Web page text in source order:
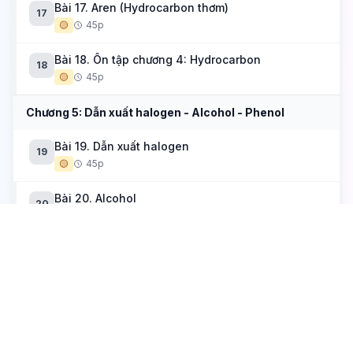
17 Bài 17. Aren (Hydrocarbon thơm)
🟡 45p
18 Bài 18. Ôn tập chương 4: Hydrocarbon
🟡 45p
Chương 5: Dẫn xuất halogen - Alcohol - Phenol
19 Bài 19. Dẫn xuất halogen
🟡 45p
20 Bài 20. Alcohol